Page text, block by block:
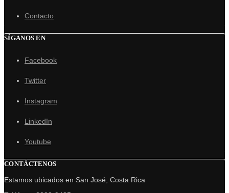
Contacto
SÍGANOS EN
Facebook
Twitter
Instagram
LinkedIn
Youtube
CONTÁCTENOS
Estamos ubicados en San José, Costa Rica